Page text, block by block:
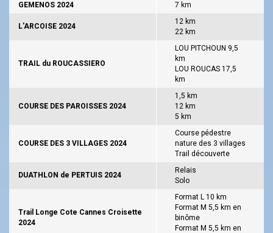
GEMENOS 2024
7 km
L'ARCOISE 2024
12 km
22 km
TRAIL du ROUCASSIERO
LOU PITCHOUN 9,5
km
LOU ROUCAS 17,5
km
COURSE DES PAROISSES 2024
1,5 km
12 km
5 km
COURSE DES 3 VILLAGES 2024
Course pédestre
nature des 3 villages
Trail découverte
DUATHLON de PERTUIS 2024
Relais
Solo
Trail Longe Cote Cannes Croisette
2024
Format L 10 km
Format M 5,5 km en
binôme
Format M 5,5 km en